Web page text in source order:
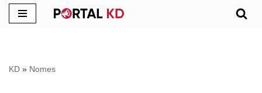
conteúdo
KD » Nomes